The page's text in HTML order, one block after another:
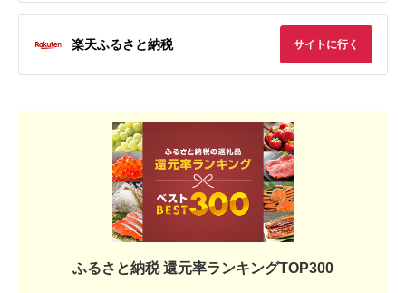
楽天ふるさと納税 サイトに行く
ふるさと納税 還元率ランキングTOP300